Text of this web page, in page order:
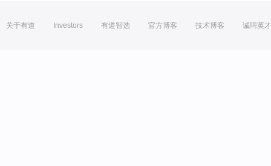
关于有道 Investors 有道智选 官方博客 技术博客 诚聘英才